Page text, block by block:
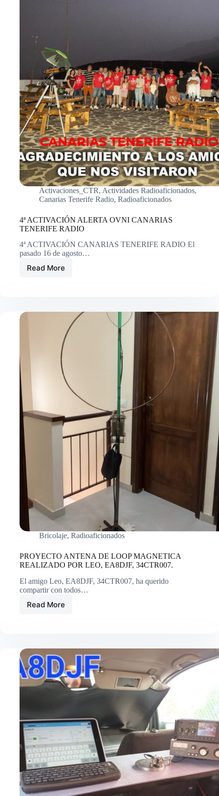
Activaciones_CTR, Actividades Radioaficionados,
Canarias Tenerife Radio, Radioaficionados
4ª ACTIVACIÓN ALERTA OVNI CANARIAS
TENERIFE RADIO
4ª ACTIVACIÓN CANARIAS TENERIFE RADIO El
pasado 16 de agosto…
Read More
4ª
TENERIFE
RADIO
Bricolaje, Radioaficionados
PROYECTO ANTENA DE LOOP MAGNETICA
REALIZADO POR LEO, EA8DJF, 34CTR007.
El amigo Leo, EA8DJF, 34CTR007, ha querido
compartir con todos…
Read MorePROYECTO
REALIZADO
POR
LEO,
EA8DJF,
34CTR007.